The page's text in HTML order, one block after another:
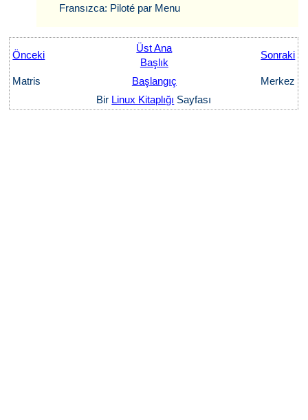
Fransızca: Piloté par Menu
Önceki
Üst Ana
Başlık
Sonraki
Matris Başlangıç
Merkez
Bir Linux Kitaplığı Sayfası